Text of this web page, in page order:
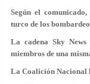
Según el
turco de los
La cadena Sky
miembros de una
La Coalición Nacional